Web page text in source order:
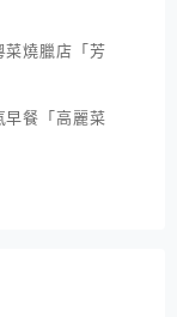
菜燒臘店「芳
早餐「高麗菜